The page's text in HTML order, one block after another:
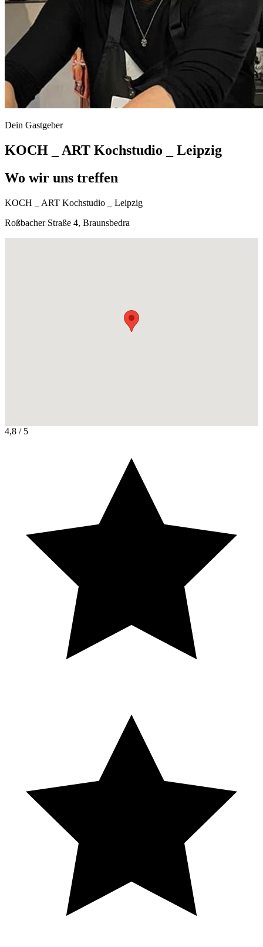
Dein Gastgeber
KOCH _ ART Kochstudio _ Leipzig
Wo wir uns treffen
KOCH _ ART Kochstudio _ Leipzig
Roßbacher Straße 4, Braunsbedra
4,8 / 5